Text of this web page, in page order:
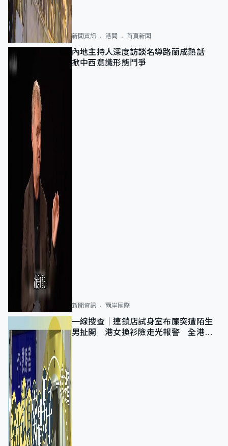
新聞資訊 港聞 首頁新聞
內地主持人深度訪談名導路蘭成熱話
掀中西意識形態鬥爭
新聞資訊 兩岸國際
一線搜查｜連鎖店試身室布簾突遭陌生
男扯開 港女換衫險走光報警 全港分